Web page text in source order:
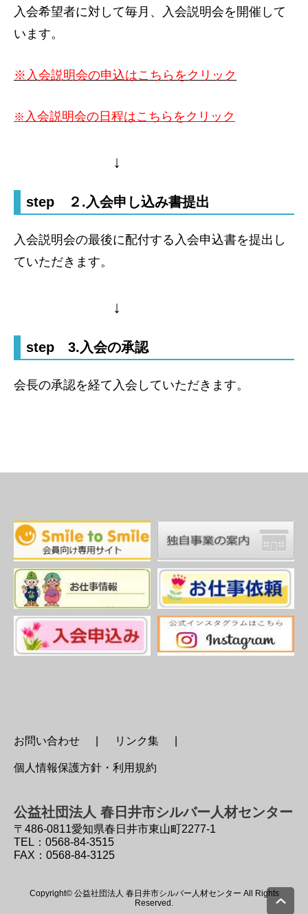
入会希望者に対して毎月、入会説明会を開催して
います。
※入会説明会の申込はこちらをクリック
※ 入会説明会の日程はこちらをクリック
↓
step ２.入会申し込み書提出
入会説明会の最後に配付する入会申込書を提出し
ていただきます。
↓
step 3.入会の承認
会長の承認を経て入会していただきます。
お問い合わせ リンク集
個人情報保護方針・利用規約
公益社団法人 春日井市シルバー人材センター
〒486-0811愛知県春日井市東山町2277-1
TEL：0568-84-3515
FAX：0568-84-3125
Copyright© 公益社団法人 春日井市シルバー人材センター All Rights
Reserved.